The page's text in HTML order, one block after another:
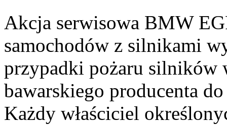
Akcja serwisowa BMW
samochodów z silnikami
przypadki pożaru silników
bawarskiego producenta
Każdy właściciel